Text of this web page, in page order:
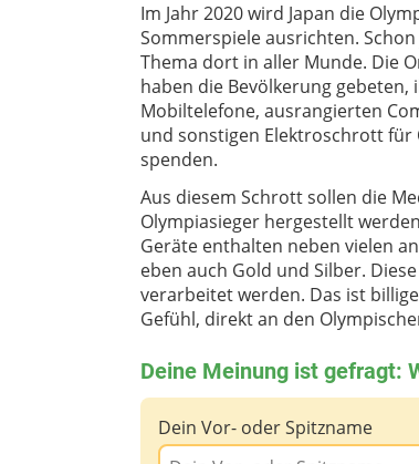
Im Jahr 2020 wird Japan die
Sommerspiele ausrichten.
Thema dort in aller Munde. Die
haben die Bevölkerung gebeten,
Mobiltelefone, ausrangierten
und sonstigen Elektroschrott für
spenden.
Aus diesem Schrott sollen die
Olympiasieger hergestellt
Geräte enthalten neben vielen
eben auch Gold und Silber.
verarbeitet werden. Das ist
Gefühl, direkt an den
Deine Meinung ist gefragt:
Dein Vor- oder Spitzname